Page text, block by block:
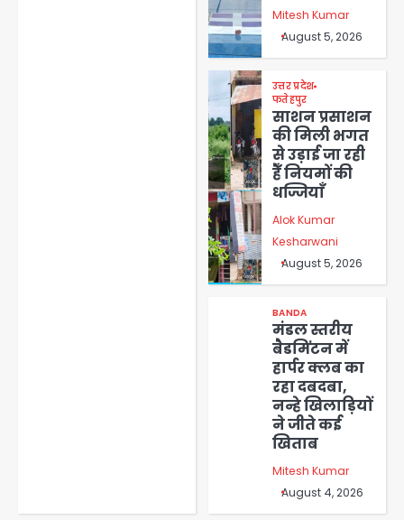
Mitesh Kumar
August 5, 2026
उत्तर प्रदेश
फतेहपुर
साशन प्रसाशन
की मिली भगत
से उड़ाई जा रही
हैँ नियमों की
धज्जियाँ
Alok Kumar
Kesharwani
August 5, 2026
BANDA
मंडल स्तरीय
बैडमिंटन में
हार्पर क्लब का
रहा दबदबा,
नन्हे खिलाड़ियों
ने जीते कई
खिताब
Mitesh Kumar
August 4, 2026